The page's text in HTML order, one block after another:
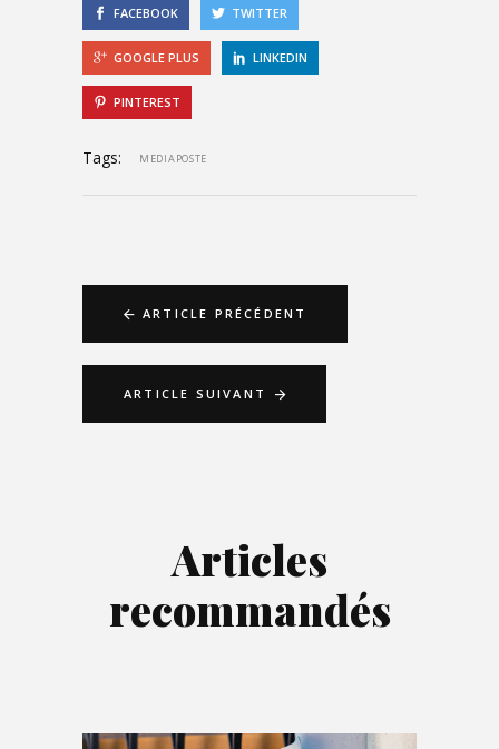
FACEBOOK TWITTER
GOOGLE PLUS LINKEDIN
PINTEREST
Tags: MEDIAPOSTE
ARTICLE PRÉCÉDENT
ARTICLE SUIVANT
Articles
recommandés